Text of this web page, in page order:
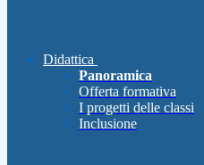
Didattica
Panoramica
Offerta formativa
I progetti delle classi
Inclusione